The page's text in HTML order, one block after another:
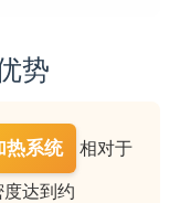
势
热系统 相对于
达到约